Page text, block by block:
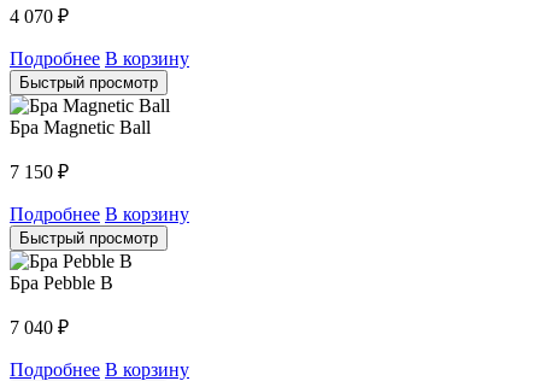
4 070 ₽
Подробнее В корзину
Быстрый просмотр
Бра Magnetic Ball
7 150 ₽
Подробнее В корзину
Быстрый просмотр
Бра Pebble B
7 040 ₽
Подробнее В корзину